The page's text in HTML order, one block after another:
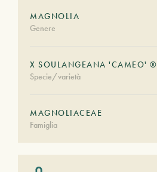
MAGNOLIA
Genere
X SOULANGEANA 'CAMEO' ®
Specie/varietà
MAGNOLIACEAE
Famiglia